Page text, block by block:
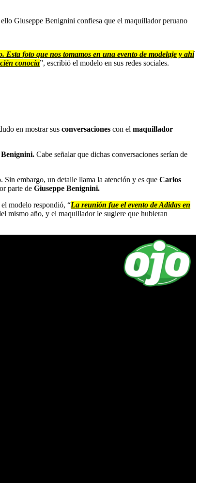
Giuseppe Benignini confiesa que el maquillador peruano
foto que nos tomamos en una evento de modelaje y ahí
conocía”, escribió el modelo en sus redes sociales.
en mostrar sus conversaciones con el maquillador
Benignini. Cabe señalar que dichas conversaciones serían de
Sin embargo, un detalle llama la atención y es que Carlos
parte de Giuseppe Benignini.
modelo respondió, “La reunión fue el evento de Adidas en
mismo año, y el maquillador le sugiere que hubieran